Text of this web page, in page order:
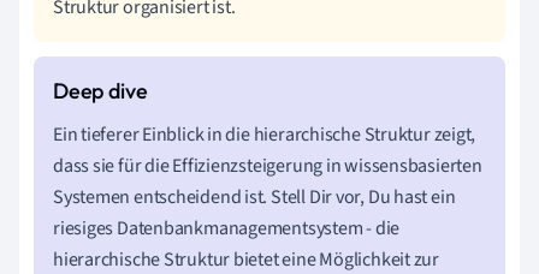
Struktur organisiert ist.
Ein tieferer Einblick in die hierarchische Struktur zeigt,
dass sie für die Effizienzsteigerung in wissensbasierten
Systemen entscheidend ist. Stell Dir vor, Du hast ein
riesiges Datenbankmanagementsystem - die
hierarchische Struktur bietet eine Möglichkeit zur